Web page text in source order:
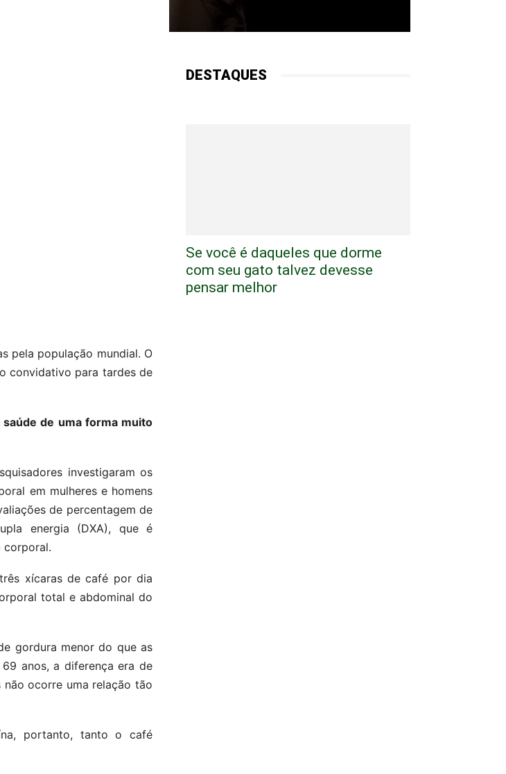
pela população mundial. O
convidativo para tardes de
de uma forma muito
investigaram os
em mulheres e homens
de percentagem de
energia (DXA), que é
corporal.
xícaras de café por dia
total e abdominal do
gordura menor do que as
anos, a diferença era de
não ocorre uma relação tão
portanto, tanto o café
DESTAQUES
Se você é daqueles que dorme
com seu gato talvez devesse
pensar melhor